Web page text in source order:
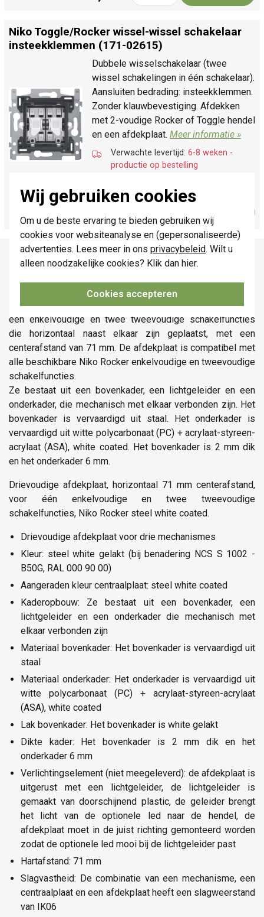
Wij gebruiken cookies
Om u de beste ervaring te bieden gebruiken wij
cookies voor websiteanalyse en (gepersonaliseerde)
advertenties. Lees meer in ons privacybeleid. Wilt u
alleen noodzakelijke cookies? Klik dan hier.
Cookies accepteren
Niko Toggle/Rocker wissel-wissel schakelaar
insteekklemmen (171-02615)
Dubbele wisselschakelaar (twee
wissel schakelingen in één schakelaar).
Aansluiten bedrading: insteekklemmen.
Zonder klauwbevestiging. Afdekken
met 2-voudige Rocker of Toggle hendel
en een afdekplaat. Meer informatie »
Verwachte levertijd: 6-8 weken -
productie op bestelling
23,95
Productomschrijving
De horizontale, drievoudige Niko Rocker-afdekplaat klikt op
één enkelvoudige en twee tweevoudige schakelfuncties
die horizontaal naast elkaar zijn geplaatst, met een
centerafstand van 71 mm. De afdekplaat is compatibel met
alle beschikbare Niko Rocker enkelvoudige en tweevoudige
schakelfuncties.
Ze bestaat uit een bovenkader, een lichtgeleider en een
onderkader, die mechanisch met elkaar verbonden zijn. Het
bovenkader is vervaardigd uit staal. Het onderkader is
vervaardigd uit witte polycarbonaat (PC) + acrylaat-styreen-
acrylaat (ASA), white coated. Het bovenkader is 2 mm dik
en het onderkader 6 mm.
Drievoudige afdekplaat, horizontaal 71 mm centerafstand,
voor één enkelvoudige en twee tweevoudige
schakelfuncties, Niko Rocker steel white coated.
Drievoudige afdekplaat voor drie mechanismes
Kleur: steel white gelakt (bij benadering NCS S 1002 -
B50G, RAL 000 90 00)
Aangeraden kleur centraalplaat: steel white coated
Kaderopbouw: Ze bestaat uit een bovenkader, een
lichtgeleider en een onderkader die mechanisch met
elkaar verbonden zijn
Materiaal bovenkader: Het bovenkader is vervaardigd uit
staal
Materiaal onderkader: Het onderkader is vervaardigd uit
witte polycarbonaat (PC) + acrylaat-styreen-acrylaat
(ASA), white coated
Lak bovenkader: Het bovenkader is white gelakt
Dikte kader: Het bovenkader is 2 mm dik en het
onderkader 6 mm
Verlichtingselement (niet meegeleverd): de afdekplaat is
uitgerust met een lichtgeleider, de lichtgeleider is
gemaakt van doorschijnend plastic, de geleider brengt
het licht van de optionele led naar de hendel, de
afdekplaat moet in de juist richting gemonteerd worden
zodat de optionele led mooi bij de lichtgeleider past
Hartafstand: 71 mm
Slagvastheid: De combinatie van een mechanisme, een
centraalplaat en een afdekplaat heeft een slagweerstand
van IK06